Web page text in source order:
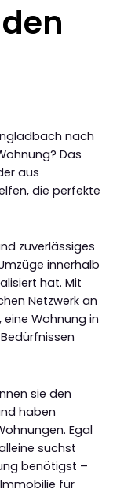
nach
Das
aus
die perfekte
zuverlässiges
innerhalb
hat. Mit
Netzwerk an
Wohnung in
sie den
haben
Egal
suchst
benötigst –
für